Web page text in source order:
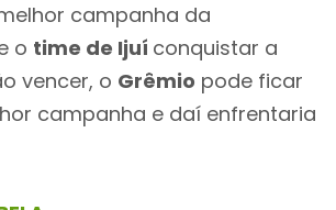
campanha da
o time de Ijuí conquistar a
vencer, o Grêmio pode ficar
campanha e daí enfrentaria